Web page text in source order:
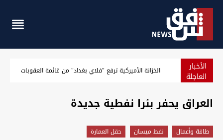
الأخبار
العاجلة توصية باكستانية لتعزيز العلاقة مع العراق إثر "دوره الإقليمي
العراق يحفر بئرا نفطية جديدة
طاقة وأعمال نفط ميسان حقل العمارة